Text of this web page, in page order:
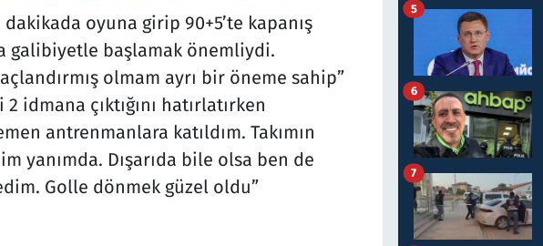
oyuna girip 90+5’te kapanış
galibiyetle başlamak önemliydi.
olmam ayrı bir öneme sahip”
idmana çıktığını hatırlatırken
antrenmanlara katıldım. Takımın
yanımda. Dışarıda bile olsa ben de
Golle dönmek güzel oldu”
5
6
7